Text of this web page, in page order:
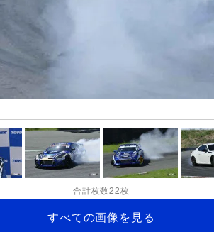
合計枚数22枚
すべての画像を見る